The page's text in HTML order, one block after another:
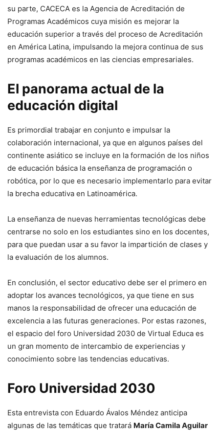
su parte, CACECA es la Agencia de Acreditación de
Programas Académicos cuya misión es mejorar la
educación superior a través del proceso de Acreditación
en América Latina, impulsando la mejora continua de sus
programas académicos en las ciencias empresariales.
El panorama actual de la
educación digital
Es primordial trabajar en conjunto e impulsar la
colaboración internacional, ya que en algunos países del
continente asiático se incluye en la formación de los niños
de educación básica la enseñanza de programación o
robótica, por lo que es necesario implementarlo para evitar
la brecha educativa en Latinoamérica.
La enseñanza de nuevas herramientas tecnológicas debe
centrarse no solo en los estudiantes sino en los docentes,
para que puedan usar a su favor la impartición de clases y
la evaluación de los alumnos.
En conclusión, el sector educativo debe ser el primero en
adoptar los avances tecnológicos, ya que tiene en sus
manos la responsabilidad de ofrecer una educación de
excelencia a las futuras generaciones. Por estas razones,
el espacio del foro Universidad 2030 de Virtual Educa es
un gran momento de intercambio de experiencias y
conocimiento sobre las tendencias educativas.
Foro Universidad 2030
Esta entrevista con Eduardo Ávalos Méndez anticipa
algunas de las temáticas que tratará María Camila Aguilar